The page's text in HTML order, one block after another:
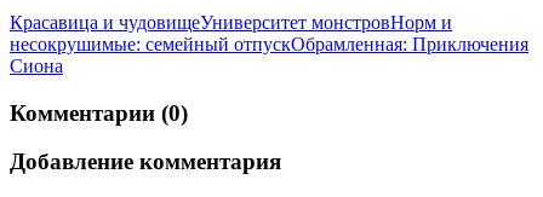
Красавица и чудовищеУниверситет монстровНорм и
несокрушимые: семейный отпускОбрамленная: Приключения
Сиона
Комментарии (0)
Добавление комментария